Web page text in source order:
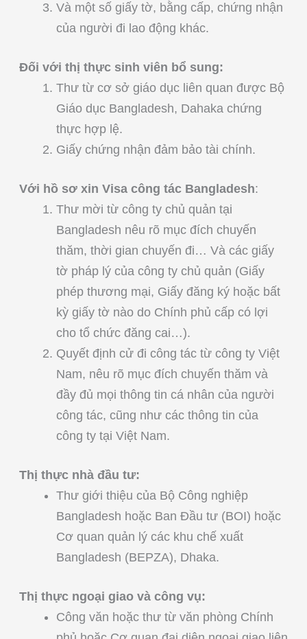
Và một số giấy tờ, bằng cấp, chứng nhận
của người đi lao động khác.
Đối với thị thực sinh viên bổ sung:
Thư từ cơ sở giáo dục liên quan được Bộ
Giáo dục Bangladesh, Dahaka chứng
thực hợp lệ.
Giấy chứng nhận đảm bảo tài chính.
Với hồ sơ xin Visa công tác Bangladesh:
Thư mời từ công ty chủ quản tại
Bangladesh nêu rõ mục đích chuyến
thăm, thời gian chuyến đi… Và các giấy
tờ pháp lý của công ty chủ quản (Giấy
phép thương mại, Giấy đăng ký hoặc bất
kỳ giấy tờ nào do Chính phủ cấp có lợi
cho tổ chức đăng cai…).
Quyết định cử đi công tác từ công ty Việt
Nam, nêu rõ mục đích chuyến thăm và
đầy đủ mọi thông tin cá nhân của người
công tác, cũng như các thông tin của
công ty tại Việt Nam.
Thị thực nhà đầu tư:
Thư giới thiệu của Bộ Công nghiệp
Bangladesh hoặc Ban Đầu tư (BOI) hoặc
Cơ quan quản lý các khu chế xuất
Bangladesh (BEPZA), Dhaka.
Thị thực ngoại giao và công vụ:
Công văn hoặc thư từ văn phòng Chính